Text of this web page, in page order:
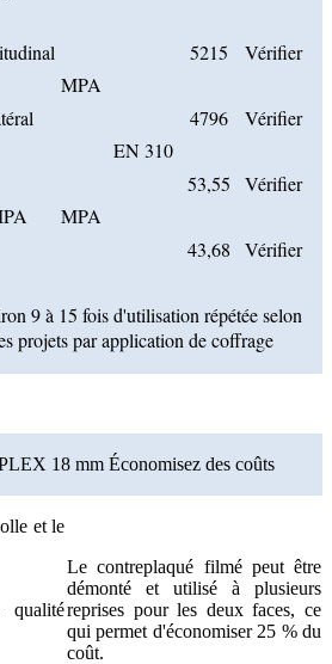
MPA
EN 310
5215 Vérifier
4796 Vérifier
MPA
53,55 Vérifier
43,68 Vérifier
9 à 15 fois d'utilisation répétée selon
projets par application de coffrage
18 mm Économisez des coûts
et le
Le contreplaqué filmé peut être
démonté et utilisé à plusieurs
reprises pour les deux faces, ce
qui permet d'économiser 25 % du
coût.
qualité